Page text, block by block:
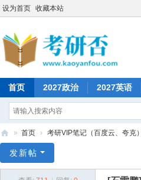
设为首页 收藏本站
首页 2027政治 2027英语
研
» 首页 › 考研VIP笔记（百度云、夸克）
发新帖